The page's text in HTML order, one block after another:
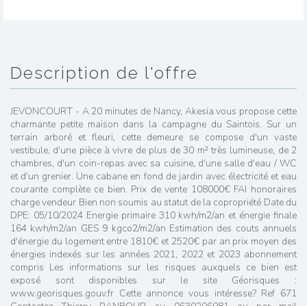
description de l'offre
JEVONCOURT - A 20 minutes de Nancy, Akesia vous propose cette
charmante petite maison dans la campagne du Saintois. Sur un
terrain arboré et fleuri, cette demeure se compose d'un vaste
vestibule, d'une pièce à vivre de plus de 30 m² très lumineuse, de 2
chambres, d'un coin-repas avec sa cuisine, d'une salle d'eau / WC
et d'un grenier. Une cabane en fond de jardin avec électricité et eau
courante complète ce bien. Prix de vente 108000€ FAI honoraires
charge vendeur Bien non soumis au statut de la copropriété Date du
DPE: 05/10/2024 Energie primaire 310 kwh/m2/an et énergie finale
164 kwh/m2/an GES 9 kgco2/m2/an Estimation des couts annuels
d'énergie du logement entre 1810€ et 2520€ par an prix moyen des
énergies indexés sur les années 2021, 2022 et 2023 abonnement
compris Les informations sur les risques auxquels ce bien est
exposé sont disponibles sur le site Géorisques :
www.georisques.gouv.fr Cette annonce vous intéresse? Ref 671